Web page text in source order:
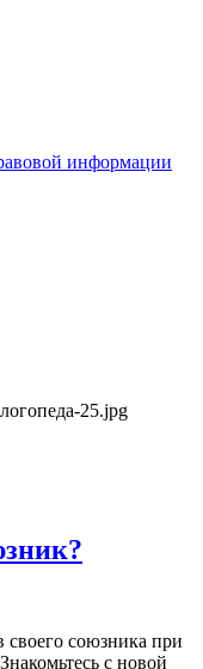
своего союзника при
с новой